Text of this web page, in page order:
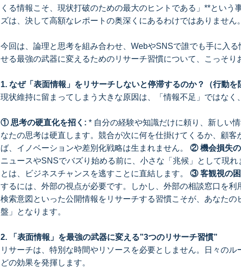
くる情報こそ、現状打破のための最大のヒントである」**という
ズは、決して高額なレポートの奥深くにあるわけではありません。
今回は、論理と思考を組み合わせ、WebやSNSで誰でも手に入
せる最強の武器に変えるためのリサーチ習慣について、こっそり
1. なぜ「表面情報」をリサーチしないと停滞するのか？（行動を
現状維持に留まってしまう大きな原因は、「情報不足」ではなく
① 思考の硬直化を招く: * 自分の経験や知識だけに頼り、新しい
なたの思考は硬直します。競合が次に何を仕掛けてくるか、顧
ば、イノベーションや差別化戦略は生まれません。 ② 機会損失
ニュースやSNSでバズり始める前に、小さな「兆候」として現
とは、ビジネスチャンスを逃すことに直結します。 ③ 客観視の
するには、外部の視点が必要です。しかし、外部の相談窓口を
検索意図といった公開情報をリサーチする習慣こそが、あなた
盤」となります。
2. 「表面情報」を最強の武器に変える”3つのリサーチ習慣”
リサーチは、特別な時間やリソースを必要としません。日々の
どの効果を発揮します。